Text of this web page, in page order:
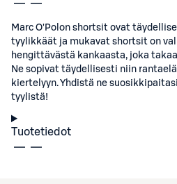
Marc O'Polon shortsit ovat
tyylikkäät ja mukavat shortsit on
hengittävästä kankaasta, joka
Ne sopivat täydellisesti niin
kiertelyyn. Yhdistä ne
tyylistä!
Tuotetiedot